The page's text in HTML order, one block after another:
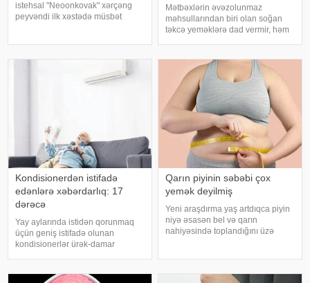
istehsal "Neoonkovak" xərçəng
peyvəndi ilk xəstədə müsbət
Epidemiologiya və Mikrobiologiya
Mətbəxlərin əvəzolunmaz
məhsullarından biri olan soğan
təkcə yeməklərə dad vermir, həm
tərkibindəki vitaminlər, minerallar
və antioksidantlar sayəsində soğa
Kondisionerdən istifadə
edənlərə xəbərdarlıq: 17
dərəcə
Yay aylarında istidən qorunmaq
üçün geniş istifadə olunan
kondisionerlər ürək-damar
kardioloqların bildirdiyinə görə,
Qarın piyinin səbəbi çox
yemək deyilmiş
Yeni araşdırma yaş artdıqca piyin
niyə əsasən bel və qarın
nahiyəsində toplandığını üzə
müşahidə edir. Bu isə təkcə esteti